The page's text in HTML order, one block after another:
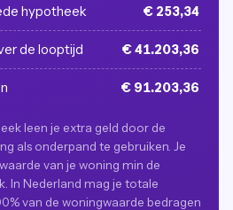
hypotheek € 253,34
de looptijd € 41.203,36
€ 91.203,36
leen je extra geld door de
als onderpand te gebruiken. Je
van je woning min de
In Nederland mag je totale
van de woningwaarde bedragen